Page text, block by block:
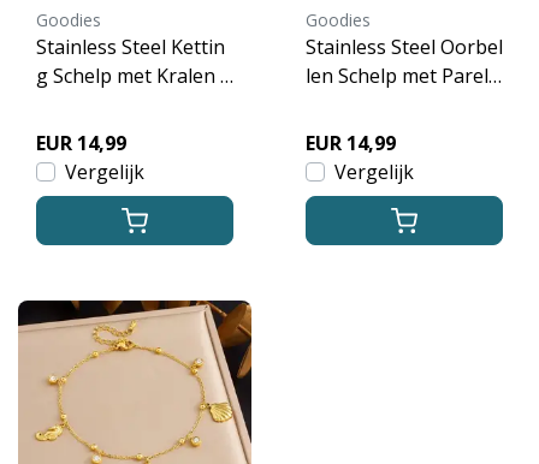
Goodies
Stainless Steel Kettin
g Schelp met Kralen –
ing Waterproof
EUR 14,99
Vergelijk
Goodies
Stainless Steel Oorbel
len Schelp met Parel
EUR 14,99
Vergelijk